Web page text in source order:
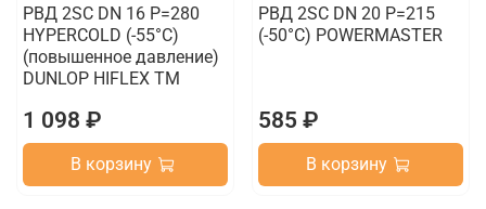
РВД 2SC DN 16 P=280
HYPERCOLD (-55°C)
(повышенное давление)
DUNLOP HIFLEX TM
1 098 ₽
В корзину
РВД 2SC DN 20 P=215
(-50°C) POWERMASTER
585 ₽
В корзину